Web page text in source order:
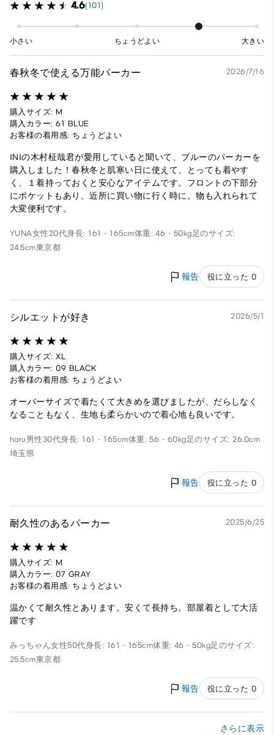
4.6(101)
小さい ちょうどよい 大きい
春秋冬で使える万能パーカー 2026/7/16
購入サイズ: M
購入カラー: 61 BLUE
お客様の着用感: ちょうどよい
INIの木村柾哉君が愛用していると聞いて、ブルーのパーカーを
購入しました！春秋冬と肌寒い日に使えて、とっても着やす
く、１着持っておくと安心なアイテムです。フロントの下部分
にポケットもあり、近所に買い物に行く時に。物も入れられて
大変便利です。
YUNA女性20代身長: 161 - 165cm体重: 46 - 50kg足のサイズ:
24.5cm東京都
報告 役に立った 0
シルエットが好き 2026/5/1
購入サイズ: XL
購入カラー: 09 BLACK
お客様の着用感: ちょうどよい
オーバーサイズで着たくて大きめを選びましたが、だらしなく
なることもなく、生地も柔らかいので着心地も良いです。
haru 男性30代身長: 161 - 165cm体重: 56 - 60kg足のサイズ: 26.0cm
埼玉県
報告 役に立った 0
耐久性のあるパーカー 2025/6/25
購入サイズ: M
購入カラー: 07 GRAY
お客様の着用感: ちょうどよい
温かくて耐久性とあります。安くて長持ち。部屋着として大活
躍です
みっちゃん女性50代身長: 161 - 165cm体重: 46 - 50kg足のサイズ:
25.5cm東京都
報告 役に立った 0
さらに表示